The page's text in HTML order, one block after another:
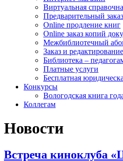
Виртуальная
Предварительный
Online продление книг
Online заказ копий
Межбиблиотечный
Заказ и
Библиотека –
Платные услуги
Бесплатная
Конкурсы
Вологодская книга
Коллегам
Новости
Встреча киноклуба